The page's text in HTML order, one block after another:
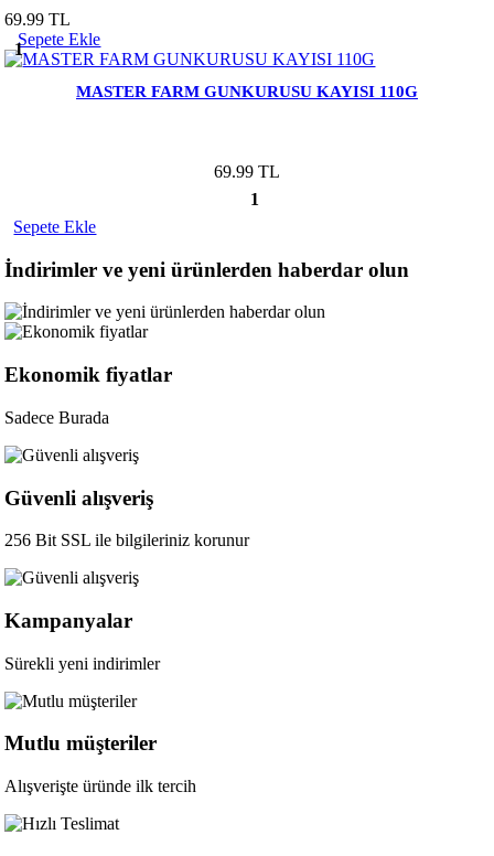
69.99 TL
1
Sepete Ekle
MASTER FARM GUNKURUSU KAYISI 110G
69.99 TL
1
Sepete Ekle
İndirimler ve yeni ürünlerden haberdar olun
Ekonomik fiyatlar
Sadece Burada
Güvenli alışveriş
256 Bit SSL ile bilgileriniz korunur
Kampanyalar
Sürekli yeni indirimler
Mutlu müşteriler
Alışverişte üründe ilk tercih